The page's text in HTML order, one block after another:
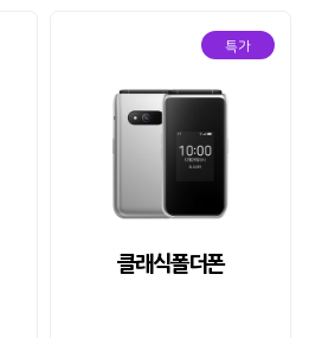
특가
클래식폴더폰